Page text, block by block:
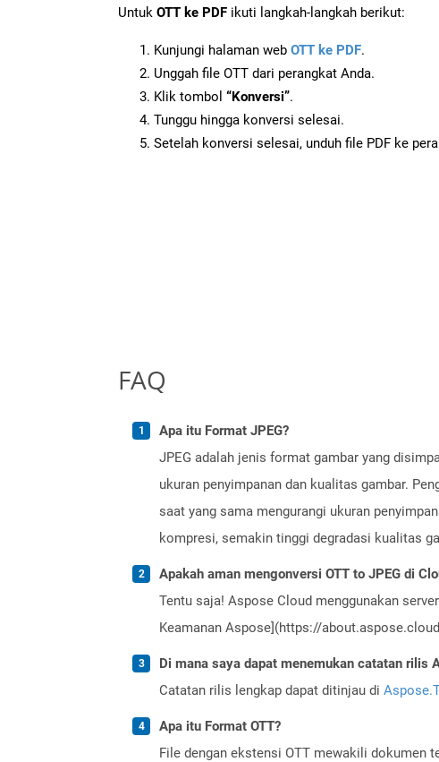
Untuk OTT ke PDF ikuti langkah-langkah berikut:
Kunjungi halaman web OTT ke PDF.
Unggah file OTT dari perangkat Anda.
Klik tombol “Konversi”.
Tunggu hingga konversi selesai.
Setelah konversi selesai, unduh file PDF ke
FAQ
Apa itu Format JPEG?
JPEG adalah jenis format gambar yang
ukuran penyimpanan dan kualitas gambar.
saat yang sama mengurangi ukuran
kompresi, semakin tinggi degradasi kualitas
Apakah aman mengonversi OTT to JPEG di
Tentu saja! Aspose Cloud menggunakan
Keamanan Aspose](https://
Di mana saya dapat menemukan catatan rilis
Catatan rilis lengkap dapat ditinjau di
Apa itu Format OTT?
File dengan ekstensi OTT mewakili dokumen